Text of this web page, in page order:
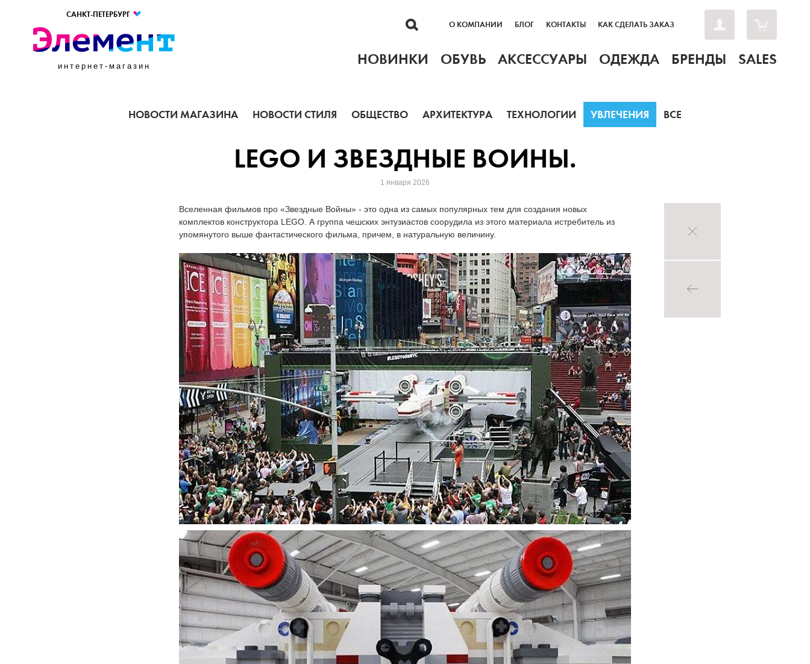
САНКТ-ПЕТЕРБУРГ
интернет-магазин
О КОМПАНИИ БЛОГ КОНТАКТЫ КАК СДЕЛАТЬ ЗАКАЗ
НОВИНКИ ОБУВЬ АКСЕССУАРЫ ОДЕЖДА БРЕНДЫ SALES
НОВОСТИ МАГАЗИНА НОВОСТИ СТИЛЯ ОБЩЕСТВО АРХИТЕКТУРА ТЕХНОЛОГИИ УВЛЕЧЕНИЯ ВСЕ
LEGO И ЗВЕЗДНЫЕ ВОИНЫ.
1 января 2026
Вселенная фильмов про «Звездные Войны» - это одна из самых популярных тем для создания новых
комплектов конструктора LEGO. А группа чешских энтузиастов соорудила из этого материала истребитель из
упомянутого выше фантастического фильма, причем, в натуральную величину.